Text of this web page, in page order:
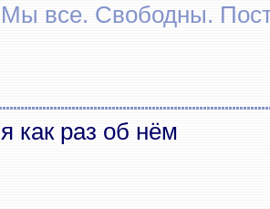
Мы все. Свободны.
я как раз об нём